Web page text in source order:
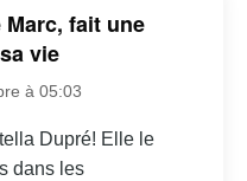
fait une
vie
à 05:03
Dupré! Elle le
dans les